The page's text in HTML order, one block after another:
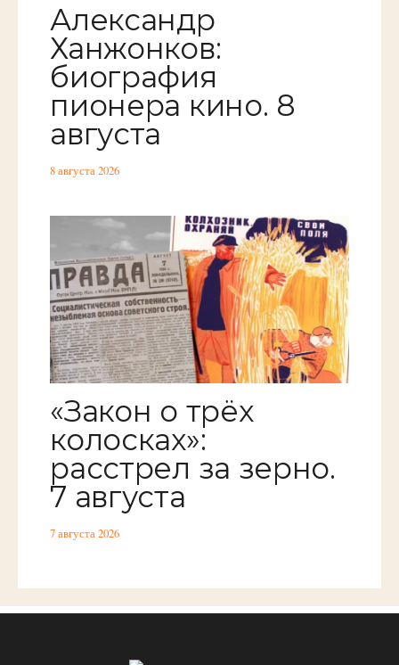
Александр
Ханжонков:
биография
пионера кино. 8
августа
8 августа 2026
«Закон о трёх
колосках»:
расстрел за зерно.
7 августа
7 августа 2026